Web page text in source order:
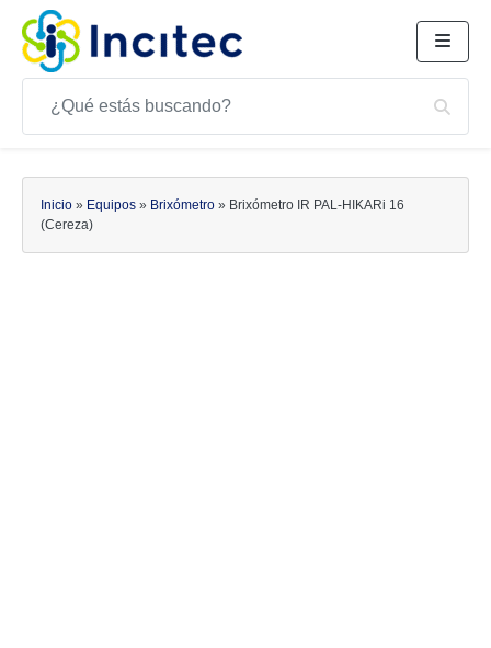
Buscar
Buscar
Inicio » Equipos » Brixómetro » Brixómetro IR PAL-HIKARi 16
(Cereza)